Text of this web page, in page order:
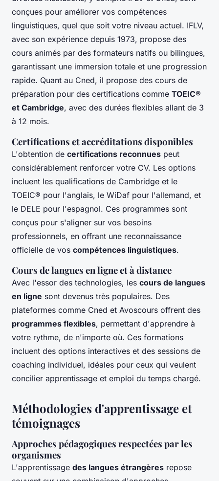
conçues pour améliorer vos compétences
linguistiques, quel que soit votre niveau actuel. IFLV,
avec son expérience depuis 1973, propose des
cours animés par des formateurs natifs ou bilingues,
garantissant une immersion totale et une progression
rapide. Quant au Cned, il propose des cours de
préparation pour des certifications comme TOEIC®
et Cambridge, avec des durées flexibles allant de 3
à 12 mois.
Certifications et accréditations disponibles
L'obtention de certifications reconnues peut
considérablement renforcer votre CV. Les options
incluent les qualifications de Cambridge et le
TOEIC® pour l'anglais, le WiDaf pour l'allemand, et
le DELE pour l'espagnol. Ces programmes sont
conçus pour s'aligner sur vos besoins
professionnels, en offrant une reconnaissance
officielle de vos compétences linguistiques.
Cours de langues en ligne et à distance
Avec l'essor des technologies, les cours de langues
en ligne sont devenus très populaires. Des
plateformes comme Cned et Avoscours offrent des
programmes flexibles, permettant d'apprendre à
votre rythme, de n'importe où. Ces formations
incluent des options interactives et des sessions de
coaching individuel, idéales pour ceux qui veulent
concilier apprentissage et emploi du temps chargé.
Méthodologies d'apprentissage et
témoignages
Approches pédagogiques respectées par les
organismes
L'apprentissage des langues étrangères repose